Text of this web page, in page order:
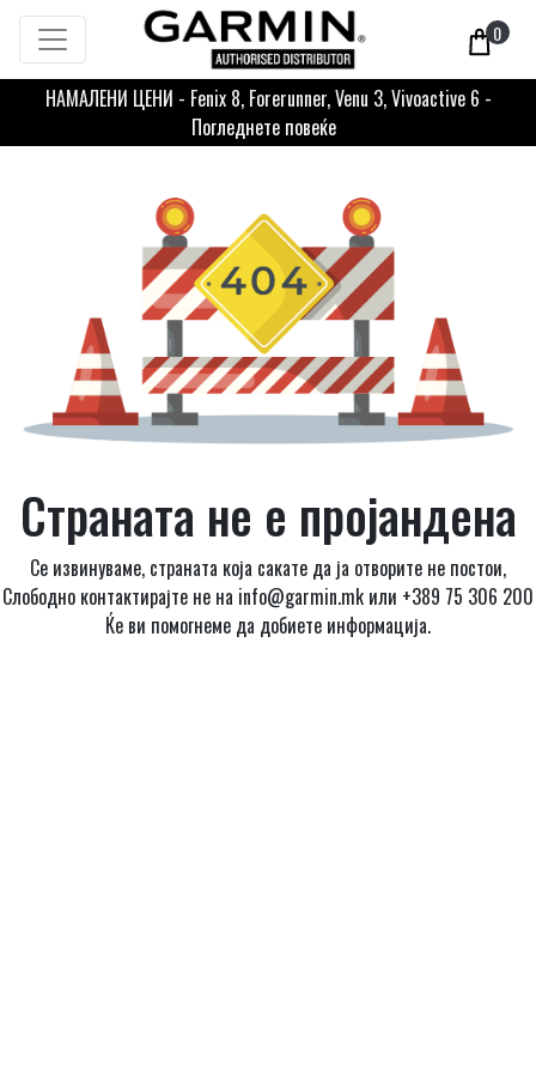
0
НАМАЛЕНИ ЦЕНИ - Fenix 8, Forerunner, Venu 3, Vivoactive 6 -
Погледнете повеќе
Страната не е пројандена
Се извинуваме, страната која сакате да ја отворите не постои,
Слободно контактирајте не на info@garmin.mk или +389 75 306 200
Ќе ви помогнеме да добиете информација.